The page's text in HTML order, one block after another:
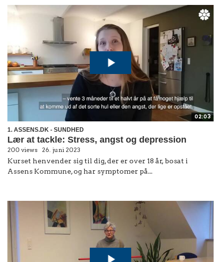
02:03
1. ASSENS.DK - SUNDHED
Lær at tackle: Stress, angst og depression
200 views 26. juni 2023
Kurset henvender sig til dig, der er over 18 år, bosat i
Assens Kommune, og har symptomer på...